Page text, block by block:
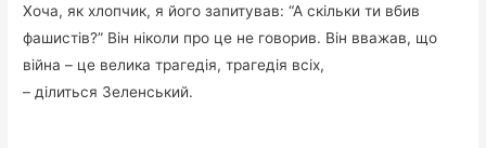
Хоча, як хлопчик, я його запитував: “А скільки ти вбив
фашистів?” Він ніколи про це не говорив. Він вважав, що
війна – це велика трагедія, трагедія всіх,
– ділиться Зеленський.